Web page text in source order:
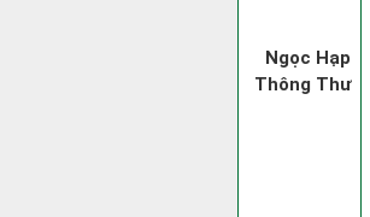
Ngọc Hạp
Thông Thư